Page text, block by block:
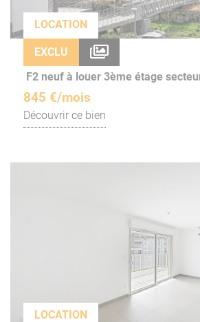
LOCATION
EXCLU
F2 neuf à louer 3ème étage
845 €/mois
Découvrir ce bien
LOCATION